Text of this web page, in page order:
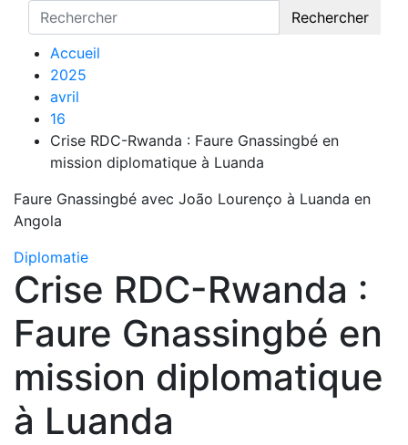
Rechercher
Accueil
2025
avril
16
Crise RDC-Rwanda : Faure Gnassingbé en
mission diplomatique à Luanda
Faure Gnassingbé avec João Lourenço à Luanda en
Angola
Diplomatie
Crise RDC-Rwanda :
Faure Gnassingbé en
mission diplomatique
à Luanda